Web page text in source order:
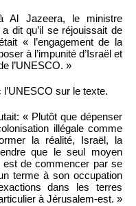
Al Jazeera, le ministre
dit qu’il se réjouissait de
« l’engagement de la
à l’impunité d’Israël et
l’UNESCO. »
sur le texte.
« Plutôt que dépenser
illégale comme
la réalité, Israël, la
que le seul moyen
est de commencer par se
terme à son occupation
dans les terres
à Jérusalem-est. »